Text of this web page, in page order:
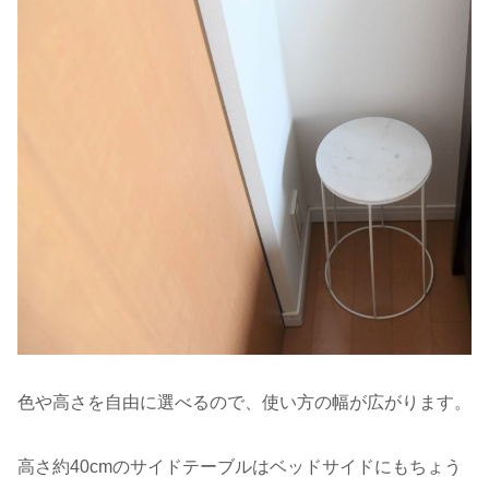
色や高さを自由に選べるので、使い方の幅が広がります。
高さ約40cmのサイドテーブルはベッドサイドにもちょう